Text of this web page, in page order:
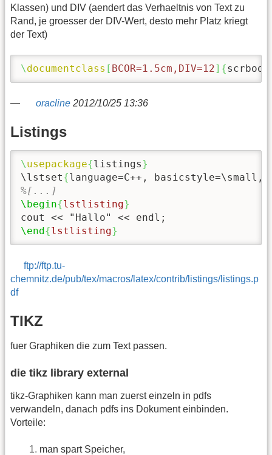
Klassen) und DIV (aendert das Verhaeltnis von Text zu
Rand, je groesser der DIV-Wert, desto mehr Platz kriegt
der Text)
\documentclass [ BCOR=1.5cm,DIV=12]{scrbook
— oracline 2012/10/25 13:36
Listings
\usepackage{listings}
\lstset{language=C++, basicstyle=\small ,
%[...]
\begin{lstlisting}
\end {lstlisting}
ftp://ftp.tu-
chemnitz.de/pub/tex/macros/latex/contrib/listings/listings.p
df
TIKZ
fuer Graphiken die zum Text passen.
die tikz library external
tikz-Graphiken kann man zuerst einzeln in pdfs
verwandeln, danach pdfs ins Dokument einbinden.
Vorteile:
man spart Speicher,